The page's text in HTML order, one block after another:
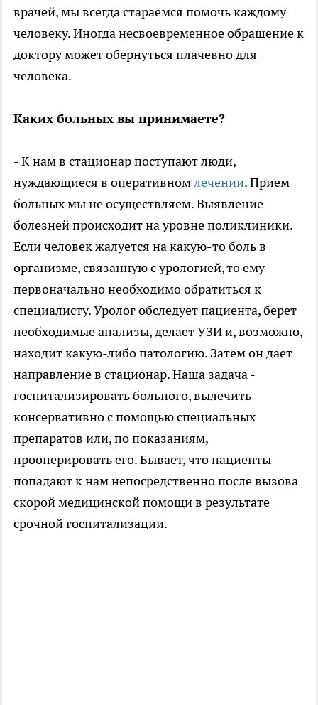
врачей, мы всегда стараемся помочь каждому
человеку. Иногда несвоевременное обращение к
доктору может обернуться плачевно для
человека.
Каких больных вы принимаете?
- К нам в стационар поступают люди,
нуждающиеся в оперативномлечении. Прием
больных мы не осуществляем. Выявление
болезней происходит на уровне поликлиники.
Если человек жалуется на какую-то боль в
организме, связанную с урологией, то ему
первоначально необходимо обратиться к
специалисту. Уролог обследует пациента, берет
необходимые анализы, делает УЗИ и, возможно,
находит какую-либо патологию. Затем он дает
направление в стационар. Наша задача -
госпитализировать больного, вылечить
консервативно с помощью специальных
препаратов или, по показаниям,
прооперировать его. Бывает, что пациенты
попадают к нам непосредственно после вызова
скорой медицинской помощи в результате
срочной госпитализации.